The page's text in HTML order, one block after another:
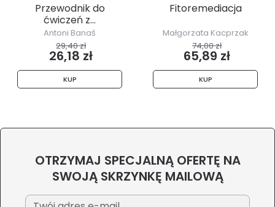
Przewodnik do
ćwiczeń z...
Antoni Banaś
29,40 zł
26,18 zł
KUP
Fitoremediacja
Małgorzata Kacprzak
74,00 zł
65,89 zł
KUP
OTRZYMAJ SPECJALNĄ OFERTĘ NA
SWOJĄ SKRZYNKĘ MAILOWĄ